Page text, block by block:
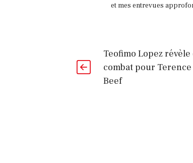
et mes entrevues
Teofimo Lopez révèle
combat pour
Beef